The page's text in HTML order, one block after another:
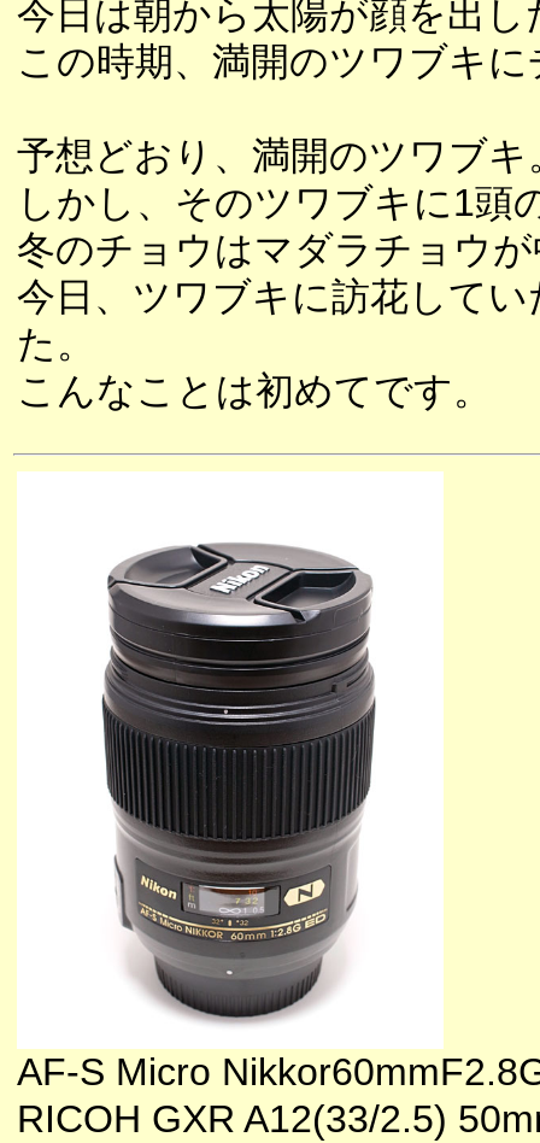
今日は朝から太陽が顔を出
この時期、満開のツワブキ
予想どおり、満開のツワブキ
しかし、そのツワブキに1頭
冬のチョウはマダラチョウ
今日、ツワブキに訪花して
た。
こんなことは初めてです。
AF-S Micro
RICOH GXR A12(33/2.5)